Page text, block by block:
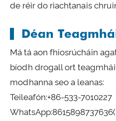
de réir do riachtanais
Déan
Má tá aon fhiosrúcháin
bíodh drogall ort
modhanna seo a leanas:
Teileafón:+86-533-7010227
WhatsApp:8615898737636